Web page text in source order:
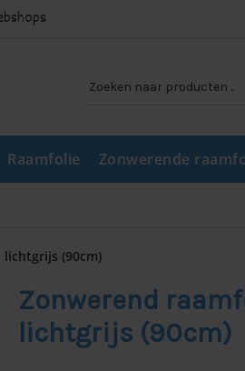
Raamfolie Zonwerende
(90cm)
Zonwerend
lichtgrijs (90cm)